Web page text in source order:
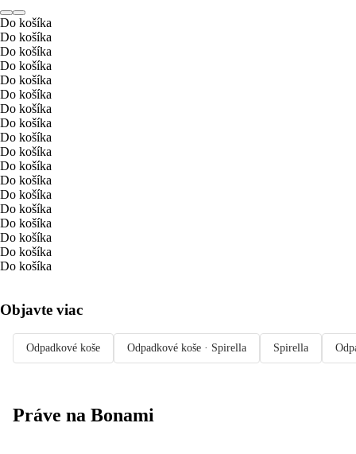
Do košíka
Do košíka
Do košíka
Do košíka
Do košíka
Do košíka
Do košíka
Do košíka
Do košíka
Do košíka
Do košíka
Do košíka
Do košíka
Do košíka
Do košíka
Do košíka
Do košíka
Do košíka
Objavte viac
Odpadkové koše Odpadkové koše · Spirella Spirella
Práve na Bonami